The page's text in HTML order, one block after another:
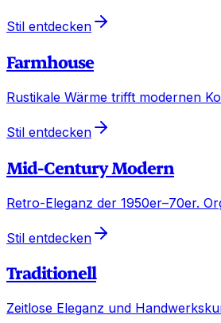
Stil entdecken
Farmhouse
Rustikale Wärme trifft modernen
Stil entdecken
Mid-Century Modern
Retro-Eleganz der 1950er–70er.
Stil entdecken
Traditionell
Zeitlose Eleganz und